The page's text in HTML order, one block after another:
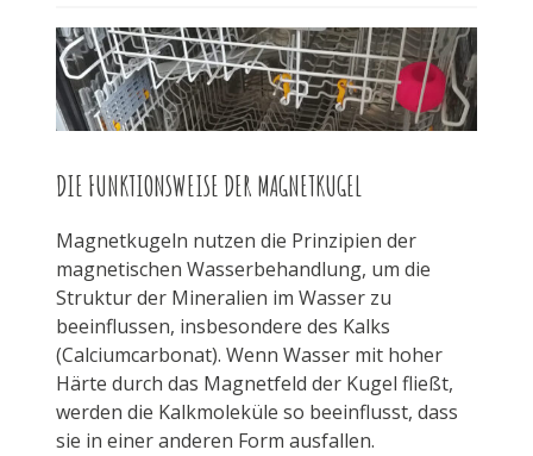
DIE FUNKTIONSWEISE DER MAGNETKUGEL
Magnetkugeln nutzen die Prinzipien der
magnetischen Wasserbehandlung, um die
Struktur der Mineralien im Wasser zu
beeinflussen, insbesondere des Kalks
(Calciumcarbonat). Wenn Wasser mit hoher
Härte durch das Magnetfeld der Kugel fließt,
werden die Kalkmoleküle so beeinflusst, dass
sie in einer anderen Form ausfallen.